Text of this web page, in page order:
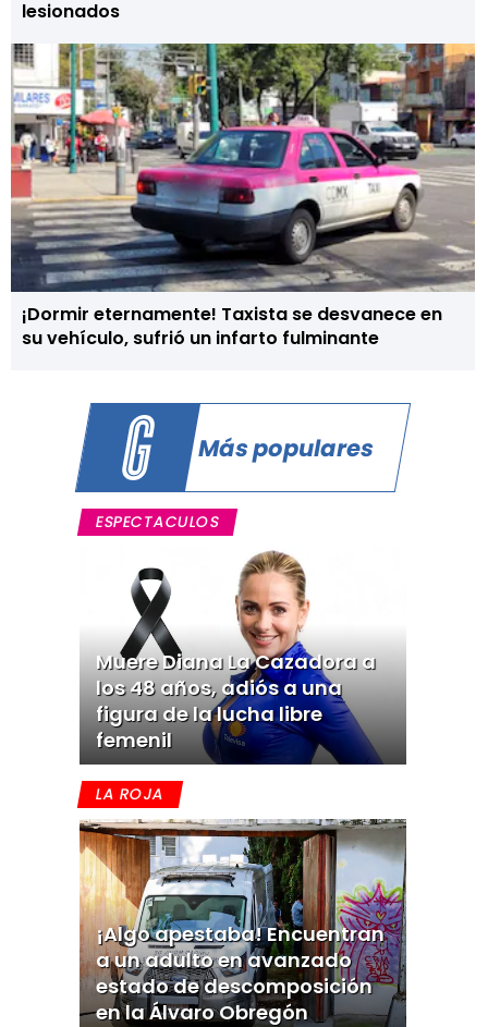
lesionados
¡Dormir eternamente! Taxista se desvanece en
su vehículo, sufrió un infarto fulminante
Más populares
ESPECTACULOS
Muere Diana La Cazadora a
los 48 años, adiós a una
figura de la lucha libre
femenil
LA ROJA
¡Algo apestaba! Encuentran
a un adulto en avanzado
estado de descomposición
en la Álvaro Obregón